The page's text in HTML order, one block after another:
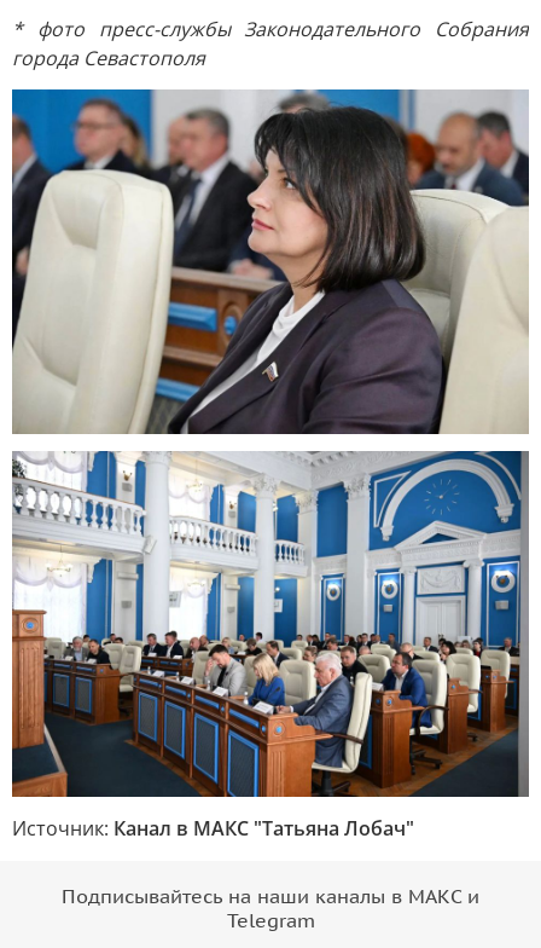
* фото пресс-службы Законодательного Собрания
города Севастополя
Источник: Канал в МАКС "Татьяна Лобач"
Подписывайтесь на наши каналы в МАКС и
Telegram